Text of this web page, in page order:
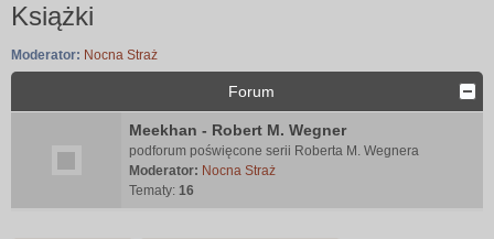
Książki
Moderator: Nocna Straż
Forum
Meekhan - Robert M. Wegner
podforum poświęcone serii Roberta M. Wegnera
Moderator: Nocna Straż
Tematy: 16